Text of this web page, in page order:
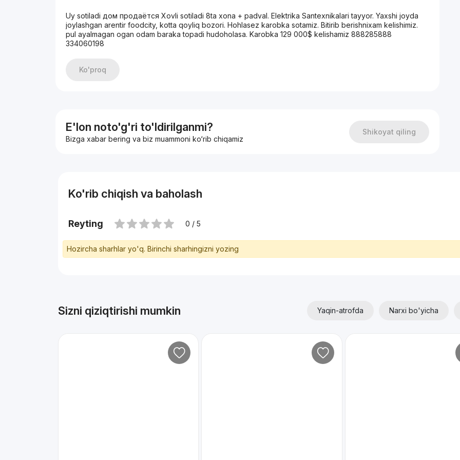
Uy sotiladi дом продаётся Xovli sotiladi 8ta xona + padval. Elektrika Santexnikalari tayyor. Yaxshi joyda
joylashgan arentir foodcity, kotta qoyliq bozori. Hohlasez karobka sotamiz. Bitirib berishnixam kelishimiz.
pul ayalmagan ogan odam baraka topadi hudoholasa. Karobka 129 000$ kelishamiz 888285888
334060198
Ko'proq
E'lon noto'g'ri to'ldirilganmi?
Bizga xabar bering va biz muammoni ko‘rib chiqamiz
Shikoyat qiling
Ko'rib chiqish va baholash
Reyting 0 / 5
Hozircha sharhlar yo'q. Birinchi sharhingizni yozing
Sizni qiziqtirishi mumkin Yaqin-atrofda Narxi bo'yicha